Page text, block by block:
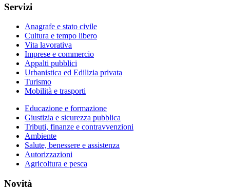
Servizi
Anagrafe e stato civile
Cultura e tempo libero
Vita lavorativa
Imprese e commercio
Appalti pubblici
Urbanistica ed Edilizia privata
Turismo
Mobilità e trasporti
Educazione e formazione
Giustizia e sicurezza pubblica
Tributi, finanze e contravvenzioni
Ambiente
Salute, benessere e assistenza
Autorizzazioni
Agricoltura e pesca
Novità